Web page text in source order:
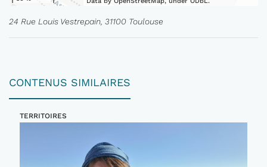
24 Rue Louis Vestrepain, 31100 Toulouse
CONTENUS SIMILAIRES
TERRITOIRES